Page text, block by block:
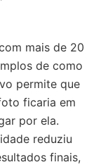
mais de 20
de como
permite que
ficaria em
por ela.
reduziu
finais,